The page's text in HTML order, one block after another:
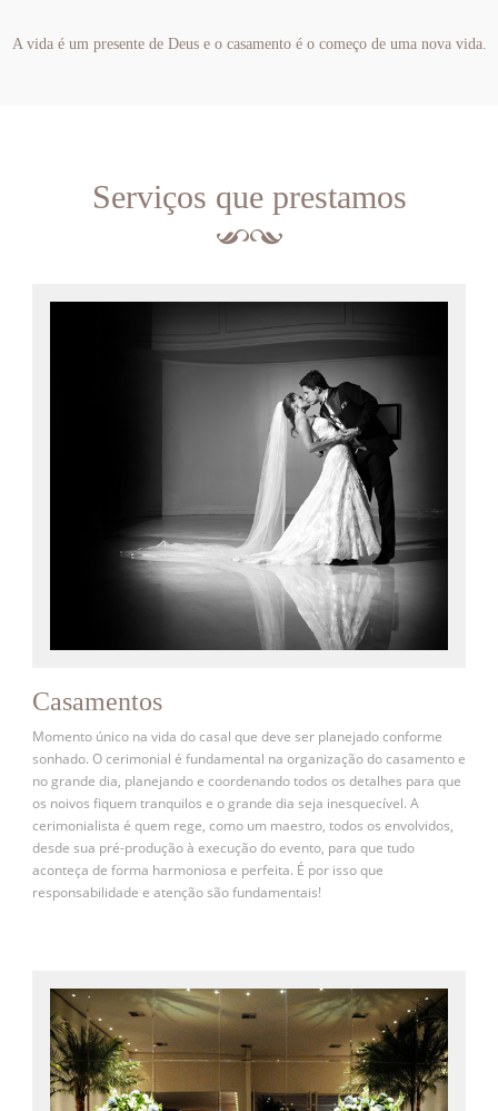
A vida é um presente de Deus e o casamento é o começo de uma nova vida.
Serviços que prestamos
Casamentos
Momento único na vida do casal que deve ser planejado conforme
sonhado. O cerimonial é fundamental na organização do casamento e
no grande dia, planejando e coordenando todos os detalhes para que
os noivos fiquem tranquilos e o grande dia seja inesquecível. A
cerimonialista é quem rege, como um maestro, todos os envolvidos,
desde sua pré-produção à execução do evento, para que tudo
aconteça de forma harmoniosa e perfeita. É por isso que
responsabilidade e atenção são fundamentais!